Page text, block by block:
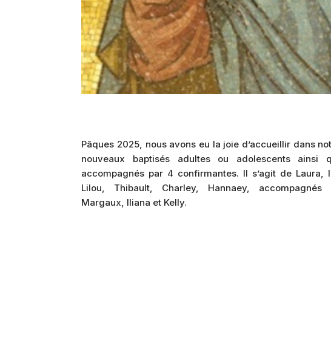
Pâques 2025, nous avons eu la joie d’accueillir dans
nouveaux baptisés adultes ou adolescents ainsi
accompagnés par 4 confirmantes. Il s’agit de Laura,
Lilou, Thibault, Charley, Hannaey,
Margaux, Iliana et Kelly.